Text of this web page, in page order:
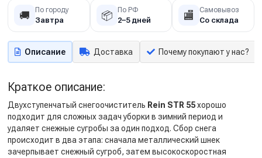
🚚 По городу
Завтра 📦 По РФ
2–5 дней 🏬 Самовывоз
Со склада
Описание Доставка Почему покупают у нас?
Краткое описание:
Двухступенчатый снегоочиститель Rein STR 55хорошо
подходит для сложных задач уборки в зимний период и
удаляет снежные сугробы за один подход. Сбор снега
происходит в два этапа: сначала металлический шнек
зачерпывает снежный сугроб, затем высокоскоростная